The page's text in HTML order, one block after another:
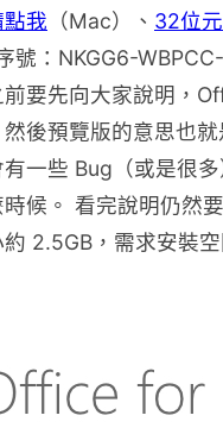
點我 （Mac）、 32位
號：NKGG6-
要先向大家說明，
後預覽版的意思也
一些 Bug（或是很
候。 看完說明仍然
2.5GB，需求安裝